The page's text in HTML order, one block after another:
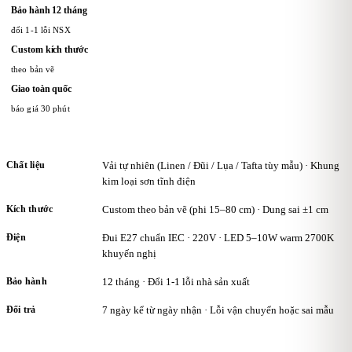
Bảo hành 12 tháng
đổi 1-1 lỗi NSX
Custom kích thước
theo bản vẽ
Giao toàn quốc
báo giá 30 phút
Chất liệu
Vải tự nhiên (Linen / Đũi / Lụa / Tafta tùy mẫu) · Khung
kim loại sơn tĩnh điện
Kích thước Custom theo bản vẽ (phi 15–80 cm) · Dung sai ±1 cm
Điện
Đui E27 chuẩn IEC · 220V · LED 5–10W warm 2700K
khuyến nghị
Bảo hành 12 tháng · Đổi 1-1 lỗi nhà sản xuất
Đổi trả 7 ngày kể từ ngày nhận · Lỗi vận chuyển hoặc sai mẫu